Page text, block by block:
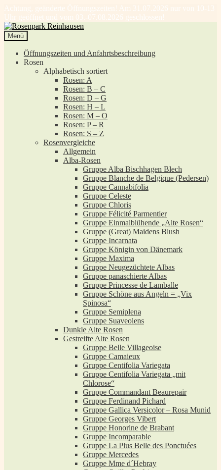
Achtung, geänderte Öffnungszeiten! Am 31.07.2026 nur von 10-13
Uhr geöffnet und vom 03.-07.08.2026 geschlossen!
Zur
Navigation
springen
Zum
Inhalt
springen
Menü
Öffnungszeiten und Anfahrtsbeschreibung
Rosen
Alphabetisch sortiert
Rosen: A
Rosen: B – C
Rosen: D – G
Rosen: H – L
Rosen: M – O
Rosen: P – R
Rosen: S – Z
Rosenvergleiche
Allgemein
Alba-Rosen
Gruppe Alba Bischhagen Blech
Gruppe Blanche de Belgique (Pedersen)
Gruppe Cannabifolia
Gruppe Celeste
Gruppe Chloris
Gruppe Félicité Parmentier
Gruppe Einmalblühende „Alte Rosen“
Gruppe (Great) Maidens Blush
Gruppe Incarnata
Gruppe Königin von Dänemark
Gruppe Maxima
Gruppe Neugezüchtete Albas
Gruppe panaschierte Albas
Gruppe Princesse de Lamballe
Gruppe Schöne aus Angeln = „Vix
Spinosa“
Gruppe Semiplena
Gruppe Suaveolens
Dunkle Alte Rosen
Gestreifte Alte Rosen
Gruppe Belle Villageoise
Gruppe Camaieux
Gruppe Centifolia Variegata
Gruppe Centifolia Variegata „mit
Chlorose“
Gruppe Commandant Beaurepair
Gruppe Ferdinand Pichard
Gruppe Gallica Versicolor – Rosa Munid
Gruppe Georges Vibert
Gruppe Honorine de Brabant
Gruppe Incomparable
Gruppe La Plus Belle des Ponctuées
Gruppe Mercedes
Gruppe Mme d´Hebray